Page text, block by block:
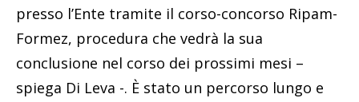
presso l’Ente tramite il corso-concorso Ripam-
Formez, procedura che vedrà la sua
conclusione nel corso dei prossimi mesi –
spiega Di Leva -. È stato un percorso lungo e